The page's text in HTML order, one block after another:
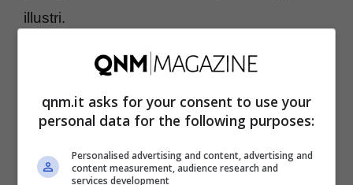
illustri.
qnm.it asks for your consent to use your
personal data for the following purposes:
Personalised advertising and content, advertising and
content measurement, audience research and
services development